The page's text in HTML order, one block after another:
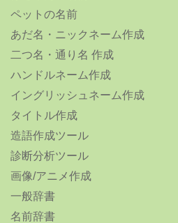
ペットの名前
あだ名・ニックネーム作成
二つ名・通り名 作成
ハンドルネーム作成
イングリッシュネーム作成
タイトル作成
造語作成ツール
診断分析ツール
画像/アニメ作成
一般辞書
名前辞書